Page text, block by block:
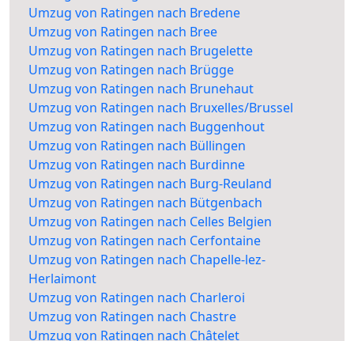
Umzug von Ratingen nach Bredene
Umzug von Ratingen nach Bree
Umzug von Ratingen nach Brugelette
Umzug von Ratingen nach Brügge
Umzug von Ratingen nach Brunehaut
Umzug von Ratingen nach Bruxelles/Brussel
Umzug von Ratingen nach Buggenhout
Umzug von Ratingen nach Büllingen
Umzug von Ratingen nach Burdinne
Umzug von Ratingen nach Burg-Reuland
Umzug von Ratingen nach Bütgenbach
Umzug von Ratingen nach Celles Belgien
Umzug von Ratingen nach Cerfontaine
Umzug von Ratingen nach Chapelle-lez-
Herlaimont
Umzug von Ratingen nach Charleroi
Umzug von Ratingen nach Chastre
Umzug von Ratingen nach Châtelet